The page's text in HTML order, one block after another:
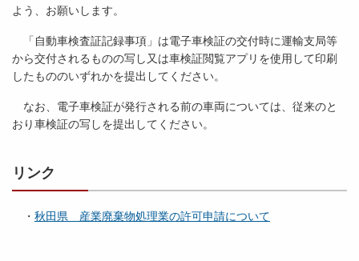
よう、お願いします。
「自動車検査証記録事項」は電子車検証の交付時に運輸支局等
から交付されるものの写し又は車検証閲覧アプリを使用して印刷
したもののいずれかを提出してください。
なお、電子車検証が発行される前の車両については、従来のと
おり車検証の写しを提出してください。
リンク
・ 秋田県 産業廃棄物処理業の許可申請について